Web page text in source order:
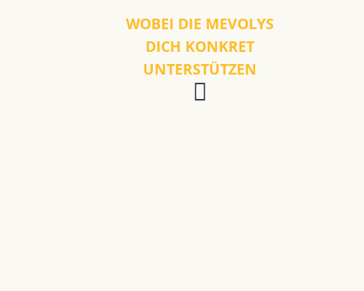
WOBEI DIE MEVOLYS
DICH KONKRET
UNTERSTÜTZEN